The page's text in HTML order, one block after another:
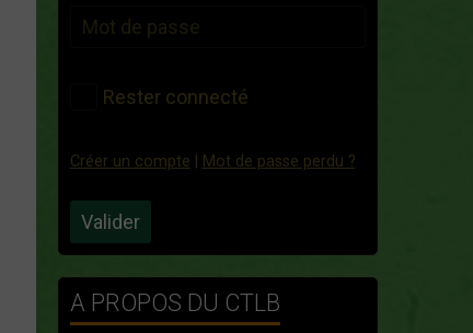
Rester connecté
Créer un compte Mot de passe perdu ?
Valider
A PROPOS DU CTLB